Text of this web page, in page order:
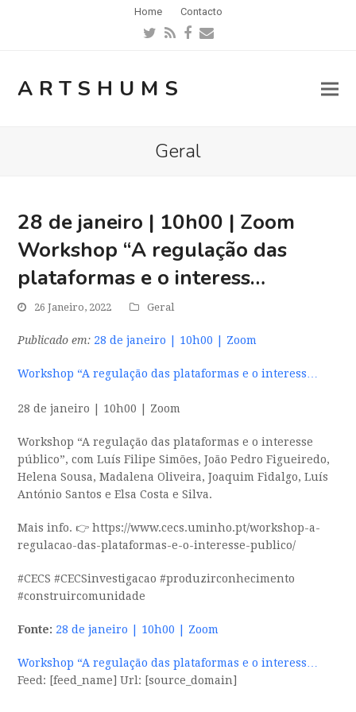
Home Contacto
Twitter
RSSFacebook
Email
ARTSHUMS
Geral
28 de janeiro | 10h00 | Zoom
Workshop “A regulação das
plataformas e o interess…
26 Janeiro, 2022 Geral
Publicado em: 28 de janeiro | 10h00 | Zoom
Workshop “A regulação das plataformas e o interess…
28 de janeiro | 10h00 | Zoom
Workshop “A regulação das plataformas e o interesse
público”, com Luís Filipe Simões, João Pedro Figueiredo,
Helena Sousa, Madalena Oliveira, Joaquim Fidalgo, Luís
António Santos e Elsa Costa e Silva.
Mais info. 👉 https://www.cecs.uminho.pt/workshop-a-
regulacao-das-plataformas-e-o-interesse-publico/
#CECS #CECSinvestigacao #produzirconhecimento
#construircomunidade
Fonte: 28 de janeiro | 10h00 | Zoom
Workshop “A regulação das plataformas e o interess…
Feed: [feed_name] Url: [source_domain]